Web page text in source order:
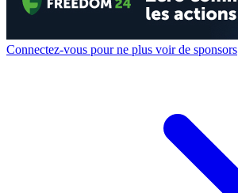
Connectez-vous pour ne plus voir de sponsors